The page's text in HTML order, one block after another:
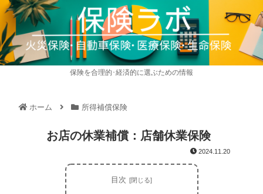
保険を合理的･経済的に選ぶための情報
ホーム 所得補償保険
お店の休業補償：店舗休業保険
2024.11.20
目次